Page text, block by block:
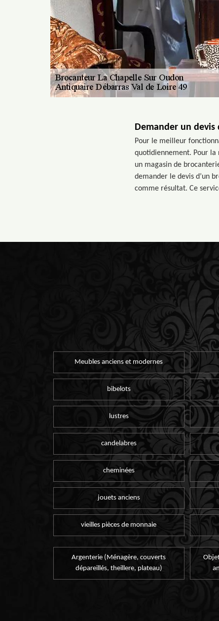
Demander un devis
Pour le meilleur
quotidiennement. Pour la
un magasin de
demander le devis d’un
comme résultat. Ce
Meubles anciens et modernes
bibelots
lustres
candelabres
cheminées
jouets anciens
vieilles pièces de monnaie
Argenterie (Ménagère, couverts
dépareillés, theillere, plateau)